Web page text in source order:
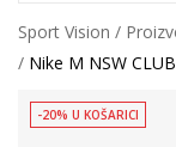
Sport Vision
Nike M NSW
-20% U KOŠARICI